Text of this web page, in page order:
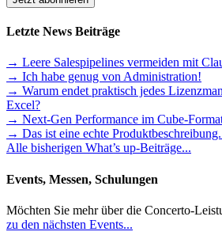
Letzte News Beiträge
→ Leere Salespipelines vermeiden mit
→ Ich habe genug von Administration!
→ Warum endet praktisch jedes
Excel?
→ Next-Gen Performance im Cube-
→ Das ist eine echte
Alle bisherigen What’s up-Beiträge...
Events, Messen, Schulungen
Möchten Sie mehr über die Concerto-
zu den nächsten Events...